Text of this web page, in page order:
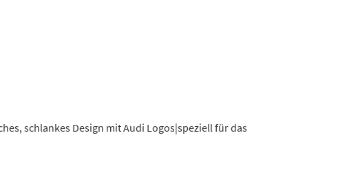
schlankes Design mit Audi Logos|speziell für das